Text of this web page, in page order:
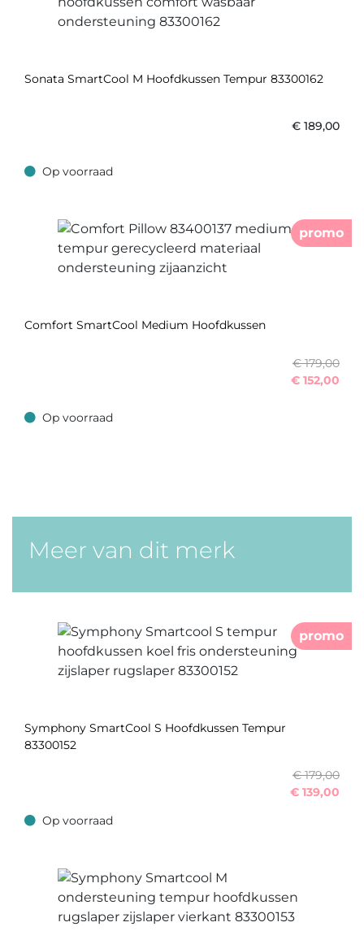
Sonata SmartCool M Hoofdkussen Tempur 83300162
€ 189,00
Op voorraad
Op voorraad
promo
Comfort SmartCool Medium Hoofdkussen
€ 179,00
€ 152,00
Op voorraad
Op voorraad
Meer van dit merk
promo
Symphony SmartCool S Hoofdkussen Tempur
83300152
€ 179,00
€ 139,00
Op voorraad
Op voorraad